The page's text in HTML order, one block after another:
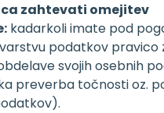
zahtevati omejitev
kadarkoli imate pod
podatkov pravico
svojih osebnih
preverba točnosti oz.